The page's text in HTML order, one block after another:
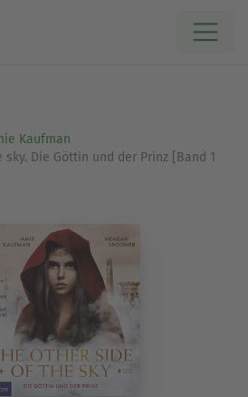
Kaufman
Die Göttin und der Prinz [Band 1